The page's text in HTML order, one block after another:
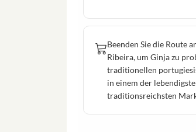
Beenden Sie die Route
Ribeira, um Ginja zu
traditionellen
in einem der
traditionsreichsten